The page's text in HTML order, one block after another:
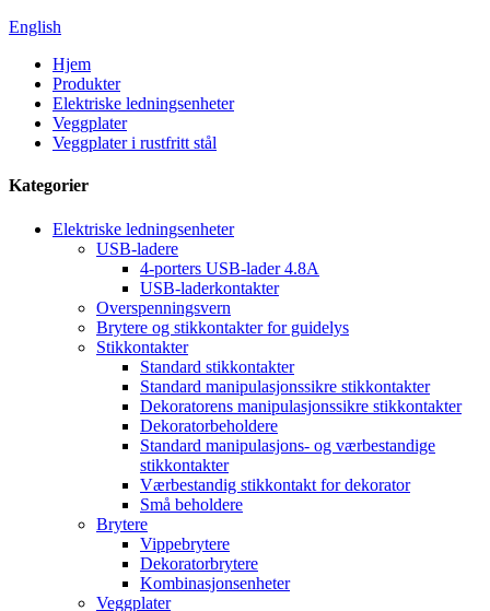
English
Hjem
Produkter
Elektriske ledningsenheter
Veggplater
Veggplater i rustfritt stål
Kategorier
Elektriske ledningsenheter
USB-ladere
4-porters USB-lader 4.8A
USB-laderkontakter
Overspenningsvern
Brytere og stikkontakter for guidelys
Stikkontakter
Standard stikkontakter
Standard manipulasjonssikre stikkontakter
Dekoratorens manipulasjonssikre stikkontakter
Dekoratorbeholdere
Standard manipulasjons- og værbestandige
stikkontakter
Værbestandig stikkontakt for dekorator
Små beholdere
Brytere
Vippebrytere
Dekoratorbrytere
Kombinasjonsenheter
Veggplater